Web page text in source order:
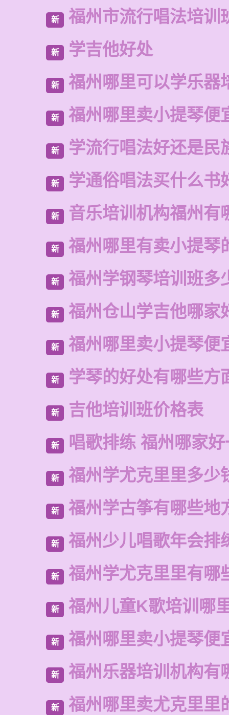
新 福州市流行唱法培训
新 学吉他好处
新 福州哪里可以学乐器
新 福州哪里卖小提琴便
新 学流行唱法好还是民
新 学通俗唱法买什么书
新 音乐培训机构福州有
新 福州哪里有卖小提琴
新 福州学钢琴培训班多
新 福州仓山学吉他哪家
新 福州哪里卖小提琴便
新 学琴的好处有哪些方
新 吉他培训班价格表
新 唱歌排练 福州哪家
新 福州学尤克里里多少
新 福州学古筝有哪些地
新 福州少儿唱歌年会排
新 福州学尤克里里有哪
新 福州儿童K歌培训哪
新 福州哪里卖小提琴便
新 福州乐器培训机构有
新 福州哪里卖尤克里里